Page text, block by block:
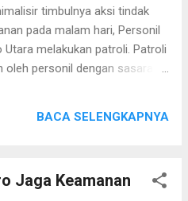
M.H Saragih, S.IK berharap,
sosialisasi ini dapat
melakukan
yang dipergunakan untuk
“walaupun di Kota Metro ini
pentingnya tidak bakar lahan
semba...
timbulnya aksi tindak
pada malam hari, Personil
Utara melakukan patroli. Patroli
oleh personil dengan sasaran
wilayah sepi dan rawan
itu, petugas juga
BACA SELENGKAPNYA
Jaga Keamanan